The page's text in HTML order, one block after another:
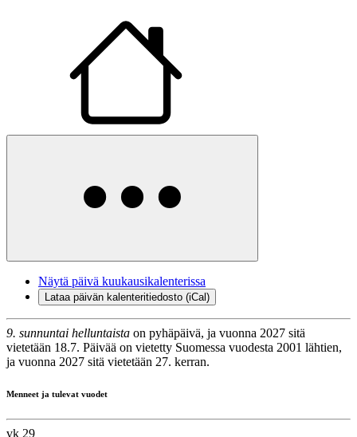
Näytä päivä kuukausikalenterissa
Lataa päivän kalenteritiedosto (iCal)
9. sunnuntai helluntaista on pyhäpäivä, ja vuonna 2027 sitä
vietetään 18.7. Päivää on vietetty Suomessa vuodesta 2001 lähtien,
ja vuonna 2027 sitä vietetään 27. kerran.
Menneet ja tulevat vuodet
vk 29